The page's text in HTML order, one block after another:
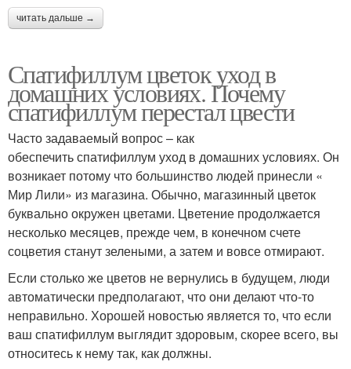
читать дальше →
Спатифиллум цветок уход в
домашних условиях. Почему
спатифиллум перестал цвести
Часто задаваемый вопрос – как
обеспечить спатифиллум уход в домашних условиях. Он
возникает потому что большинство людей принесли «
Мир Лили» из магазина. Обычно, магазинный цветок
буквально окружен цветами. Цветение продолжается
несколько месяцев, прежде чем, в конечном счете
соцветия станут зелеными, а затем и вовсе отмирают.
Если столько же цветов не вернулись в будущем, люди
автоматически предполагают, что они делают что-то
неправильно. Хорошей новостью является то, что если
ваш спатифиллум выглядит здоровым, скорее всего, вы
относитесь к нему так, как должны.